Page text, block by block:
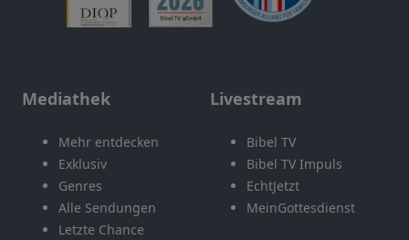
Mediathek
Mehr entdecken
Exklusiv
Genres
Alle Sendungen
Letzte Chance
Livestream
Bibel TV
Bibel TV Impuls
EchtJetzt
MeinGottesdienst